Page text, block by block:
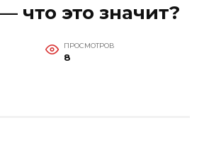
что это значит?
ПРОСМОТРОВ
8